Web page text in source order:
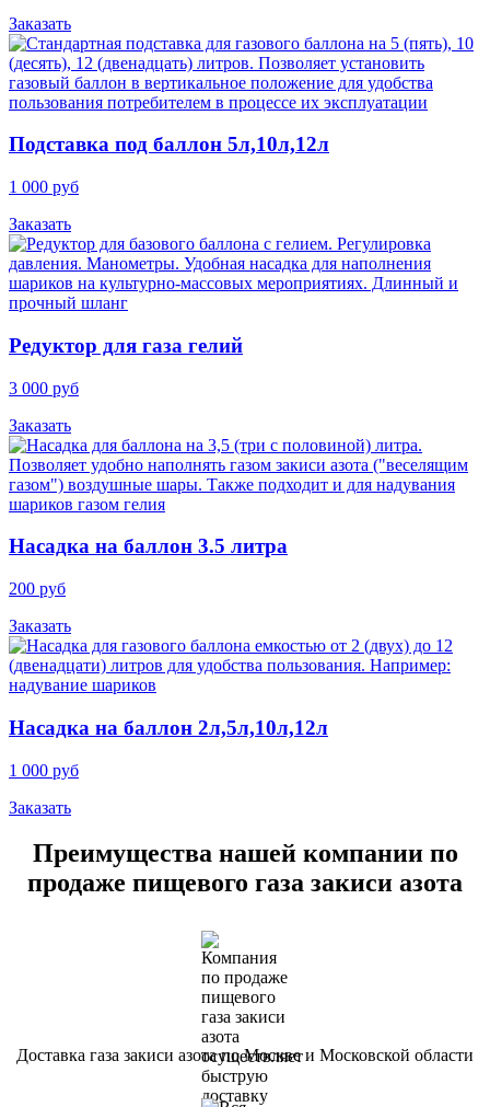
Заказать
Подставка под баллон 5л,10л,12л
1 000 руб
Заказать
Редуктор для газа гелий
3 000 руб
Заказать
Насадка на баллон 3.5 литра
200 руб
Заказать
Насадка на баллон 2л,5л,10л,12л
1 000 руб
Заказать
Преимущества нашей компании по
продаже пищевого газа закиси азота
Доставка газа закиси азота по Москве и Московской области